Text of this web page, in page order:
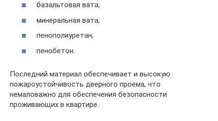
базальтовая вата;
минеральная вата;
пенополиуретан;
пенобетон.
Последний материал обеспечивает и высокую
пожароустойчивость дверного проема, что
немаловажно для обеспечения безопасности
проживающих в квартире.